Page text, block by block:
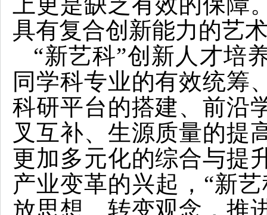
具有复合创新能力的艺
“新艺科”创新人才培
同学科专业的有效统筹
科研平台的搭建、前沿
叉互补、生源质量的提
更加多元化的综合与提
产业变革的兴起，“新
放思想、转变观念，推